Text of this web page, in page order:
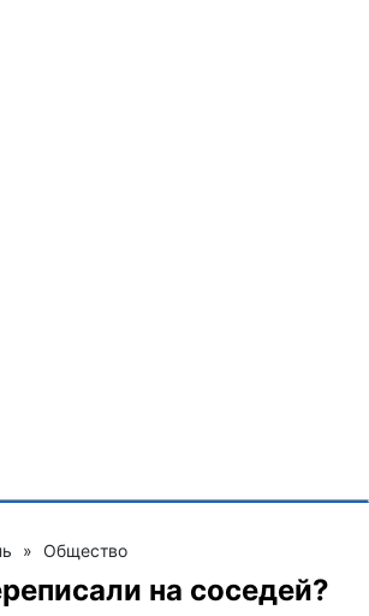
» Общество
на соседей?